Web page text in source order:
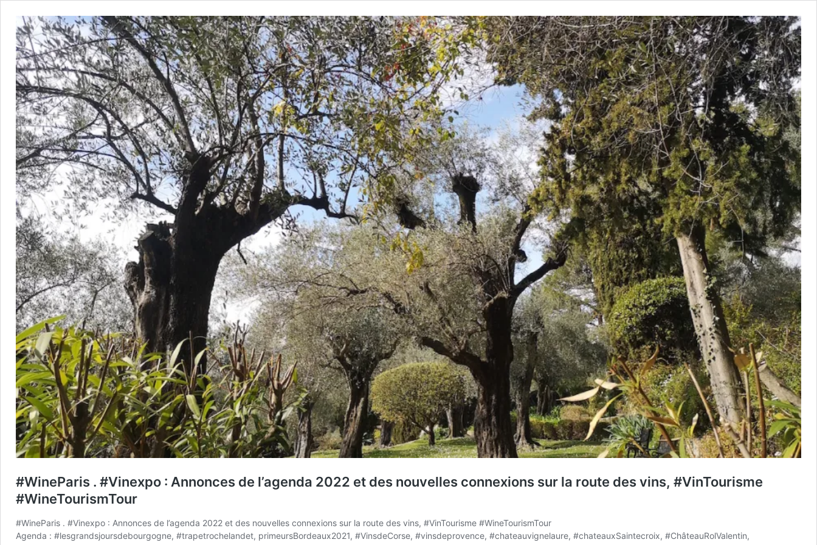
#WineParis . #Vinexpo : Annonces de l’agenda 2022 et des nouvelles connexions sur la route des vins, #VinTourisme
#WineTourismTour
#WineParis . #Vinexpo : Annonces de l’agenda 2022 et des nouvelles connexions sur la route des vins, #VinTourisme #WineTourismTour
Agenda : #lesgrandsjoursdebourgogne, #trapetrochelandet, primeursBordeaux2021, #VinsdeCorse, #vinsdeprovence, #chateauvignelaure, #chateauxSaintecroix, #ChâteauRolValentin,